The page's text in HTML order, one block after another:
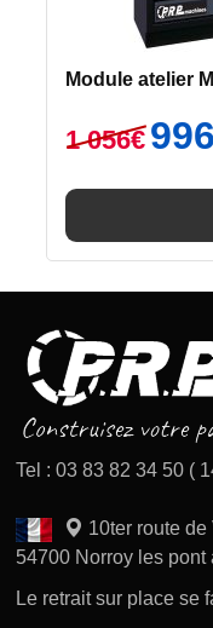
Module atelier
1 056€
Le
prix
056€.
996
Tel : 03 83 82 34 50 (
10ter route
54700 Norroy les pont
Le retrait sur place se